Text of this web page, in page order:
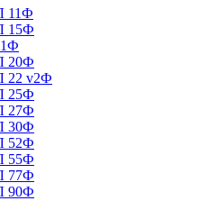
11Ф
15Ф
20Ф
22 v2Ф
25Ф
27Ф
30Ф
52Ф
55Ф
77Ф
90Ф